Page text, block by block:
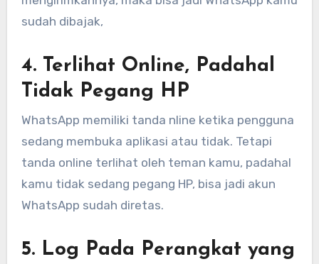
sudah dibajak,
4. Terlihat Online, Padahal
Tidak Pegang HP
WhatsApp memiliki tanda nline ketika pengguna
sedang membuka aplikasi atau tidak. Tetapi
tanda online terlihat oleh teman kamu, padahal
kamu tidak sedang pegang HP, bisa jadi akun
WhatsApp sudah diretas.
5. Log Pada Perangkat yang